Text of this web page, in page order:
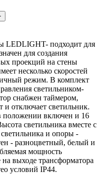
LEDLIGHT- подходит для
для создания
проекций на стены
несколько скоростей
режим. В комплект
светильником-
снабжен таймером,
и отключает светильник.
положении включен и 16
светильника вместе с
и опоры -
- разноцветный, белый и
мощность
выходе трансформатора
условий IP44.